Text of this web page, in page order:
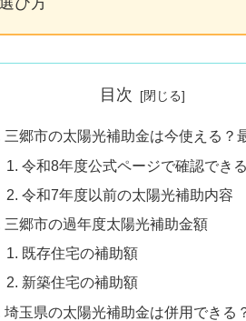
目次
三郷市の太陽光補助金は今使える？
令和8年度公式ページで確認でき
令和7年度以前の太陽光補助内容
三郷市の過年度太陽光補助金額
既存住宅の補助額
新築住宅の補助額
埼玉県の太陽光補助金は併用できる